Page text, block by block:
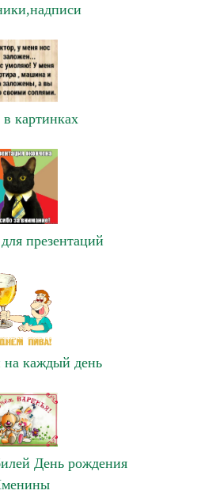
картинках
презентаций
каждый день
День рождения